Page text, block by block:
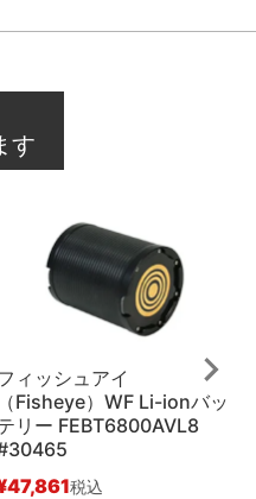
す
ィッシュアイ
（Fisheye）WF Li-ionバッ
リー FEBT6800AVL8
47,861税込